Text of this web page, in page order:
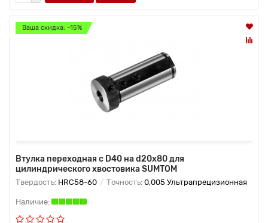
Ваша скидка: -15%
Втулка переходная с D40 на d20х80 для
цилиндрического хвостовика SUMTOM
Твердость: HRC58-60 Точность: 0,005 Ультрапрецизионная